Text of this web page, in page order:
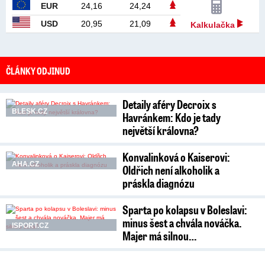
EUR 24,16
24,24
USD
20,95 21,09 Kalkulačka
ČLÁNKY ODJINUD
BLESK.CZ
Detaily aféry Decroix s
Havránkem: Kdo je tady
největší královna?
AHA.CZ
Konvalinková o Kaiserovi:
Oldřich není alkoholik a
práskla diagnózu
ISPORT.CZ
Sparta po kolapsu v Boleslavi:
minus šest a chvála nováčka.
Majer má silnou…